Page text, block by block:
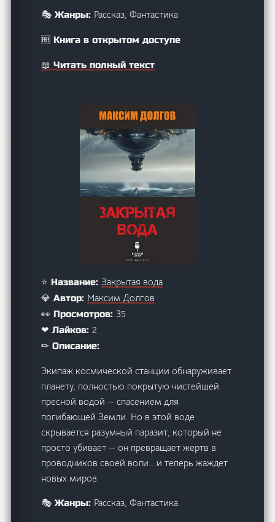
🎭 Жанры: Рассказ, Фантастика
🆓 Книга в открытом доступе
📖 Читать полный текст
⭐ Название:Закрытая вода
💎 Автор: Максим Долгов
👀 Просмотров:35
❤ Лайков:2
✏ Описание:
Экипаж космической станции обнаруживает
планету, полностью покрытую чистейшей
пресной водой — спасением для
погибающей Земли. Но в этой воде
скрывается разумный паразит, который не
просто убивает — он превращает жертв в
проводников своей воли… и теперь жаждет
новых миров
🎭 Жанры: Рассказ, Фантастика